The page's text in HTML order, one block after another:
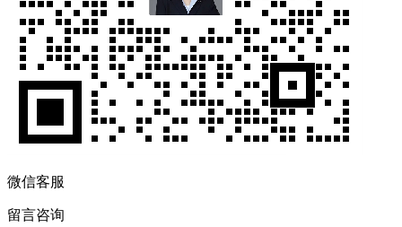
微信客服
留言咨询